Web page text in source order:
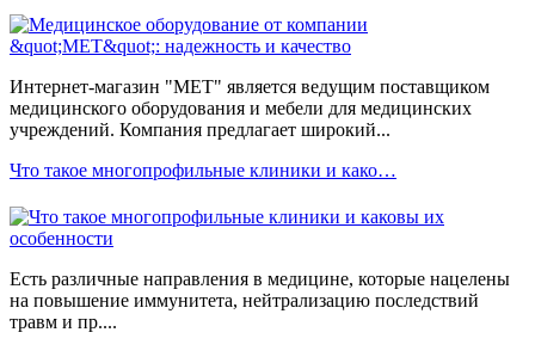
Интернет-магазин "МЕТ" является ведущим поставщиком
медицинского оборудования и мебели для медицинских
учреждений. Компания предлагает широкий...
Что такое многопрофильные клиники и како…
Есть различные направления в медицине, которые нацелены
на повышение иммунитета, нейтрализацию последствий
травм и пр....